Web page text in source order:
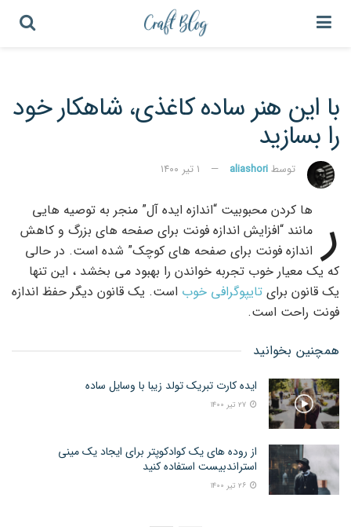
با این هنر ساده کاغذی، شاهکار خود
را بسازید
توسطaliashori ۱ تیر ۱۴۰۰
ر
ها کردن محبوبیت “اندازه ایده آل” منجر به توصیه هایی
مانند “افزایش اندازه فونت برای صفحه های بزرگ و کاهش
اندازه فونت برای صفحه های کوچک” شده است. در حالی
که یک معیار خوب تجربه خواندن را بهبود می بخشد ، این تنها
یک قانون برای تایپوگرافی خوب است. یک قانون دیگر حفظ اندازه
فونت راحت است.
همچنین بخوانید
ایده کارت تبریک تولد زیبا با وسایل ساده
از روده های یک کوادکوپتر برای ایجاد یک مینی
استراندبیست استفاده کنید